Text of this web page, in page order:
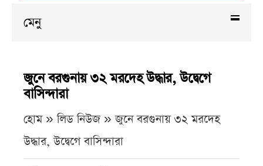
মেনু
জুনে বরগুনায় ৩২ মরদেহ উদ্ধার, উদ্বেগে
বাসিন্দারা
হোম » লিড নিউজ »জুনে বরগুনায় ৩২ মরদেহ
উদ্ধার, উদ্বেগে বাসিন্দারা